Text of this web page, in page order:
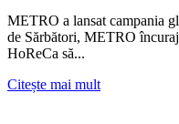
METRO a lansat campania
de Sărbători, METRO
HoReCa să...
Citește mai multCitește